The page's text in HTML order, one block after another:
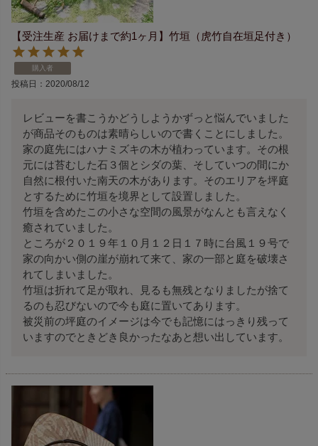
【受注生産 お届けまで約1ヶ月】竹垣（虎竹自在垣足付き）
購入者
投稿日 2020/08/12
レビューを書こうかどうしようかずっと悩んでいました
が商品そのものは素晴らしいので書くことにしました。
家の庭先にはハナミズキの木が植わっています。その根
元には苔むした石３個とシダの葉、そしていつの間にか
自然に根付いた南天の木があります。そのエリアを坪庭
とするために竹垣を境界として設置しました。
竹垣を含めたこの小さな空間の風景がなんとも言えなく
癒されていました。
ところが２０１９年１０月１２日１７時に台風１９号で
家の向かい側の崖が崩れて来て、家の一部と庭を破壊さ
れてしまいました。
竹垣は折れて足が取れ、見るも無残となりましたが捨て
るのも忍びないので今も庭に置いてあります。
被災前の坪庭のイメージは今でも記憶にはっきり残って
いますのでときどき良かったなあと想い出しています。